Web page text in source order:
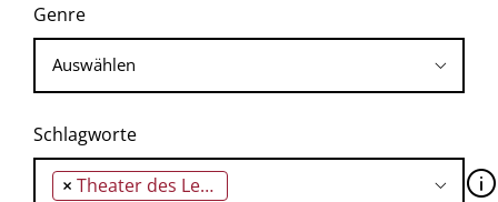
Genre
Schlagworte
× Theater des Lebens 🛈